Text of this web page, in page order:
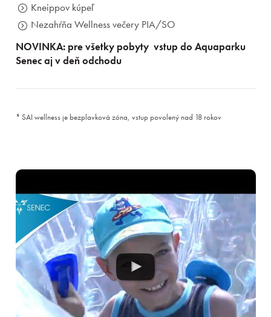
Kneippov kúpeľ
Nezahŕňa Wellness večery PIA/SO
NOVINKA: pre všetky pobyty vstup do Aquaparku
Senec aj v deň odchodu
* SAI wellness je bezplavková zóna, vstup povolený nad 18 rokov